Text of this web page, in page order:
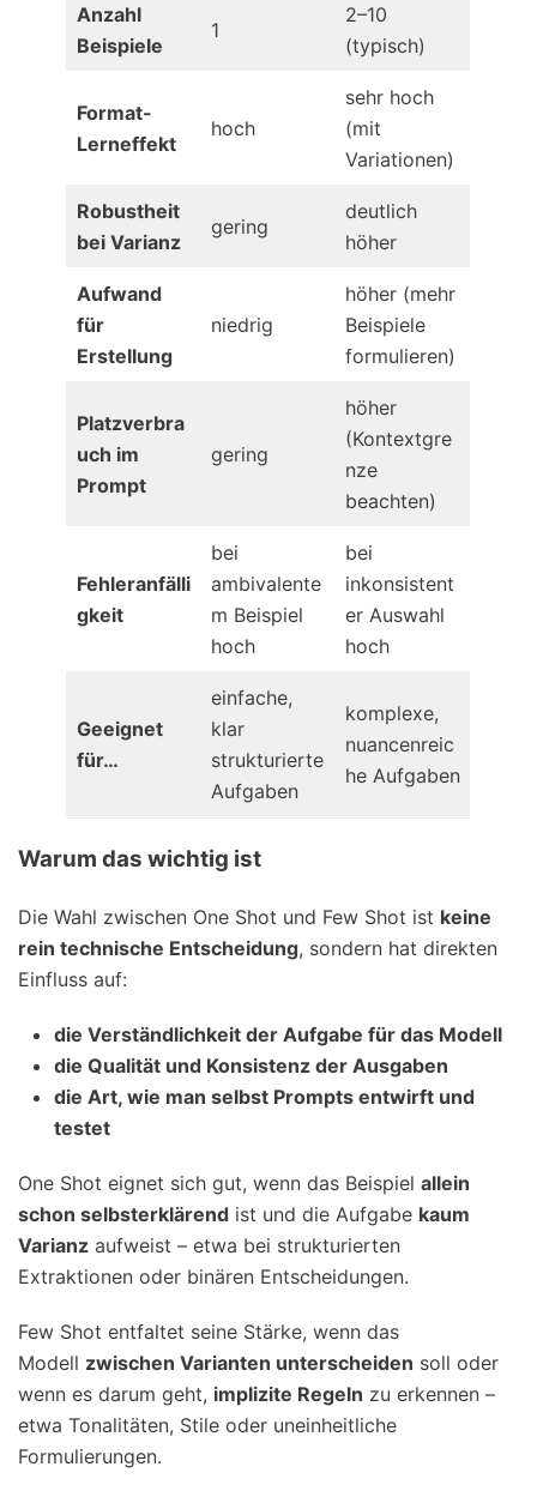
Anzahl
Beispiele
1
2–10
(typisch)
Format-
Lerneffekt
hoch
sehr hoch
(mit
Variationen)
Robustheit
bei Varianz
gering
deutlich
höher
Aufwand
für
Erstellung
niedrig
höher (mehr
Beispiele
formulieren)
Platzverbra
uch im
Prompt
gering
höher
(Kontextgre
nze
beachten)
Fehleranfälli
gkeit
bei
ambivalente
m Beispiel
hoch
bei
inkonsistent
er Auswahl
hoch
Geeignet
für…
einfache,
klar
strukturierte
Aufgaben
komplexe,
nuancenreic
he Aufgaben
Warum das wichtig ist
Die Wahl zwischen One Shot und Few Shot ist keine
rein technische Entscheidung, sondern hat direkten
Einfluss auf:
die Verständlichkeit der Aufgabe für das Modell
die Qualität und Konsistenz der Ausgaben
die Art, wie man selbst Prompts entwirft und
testet
One Shot eignet sich gut, wenn das Beispiel allein
schon selbsterklärend ist und die Aufgabe kaum
Varianz aufweist – etwa bei strukturierten
Extraktionen oder binären Entscheidungen.
Few Shot entfaltet seine Stärke, wenn das
Modell zwischen Varianten unterscheiden soll oder
wenn es darum geht, implizite Regeln zu erkennen –
etwa Tonalitäten, Stile oder uneinheitliche
Formulierungen.